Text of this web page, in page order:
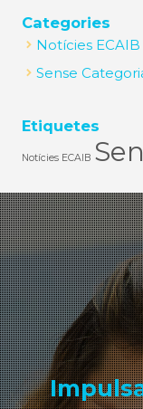
Categories
Notícies ECAIB
Sense
Etiquetes
Notícies ECAIB